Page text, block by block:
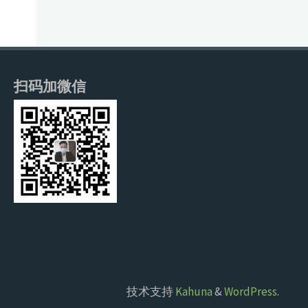
扫码加微信
技术支持Kahuna&WordPress.